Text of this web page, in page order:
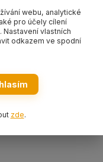
mm/délka L dle
EN 13414-1 pozink.
webu, analytické
pro účely cílení
vlastních
odkazem ve spodní
zde.